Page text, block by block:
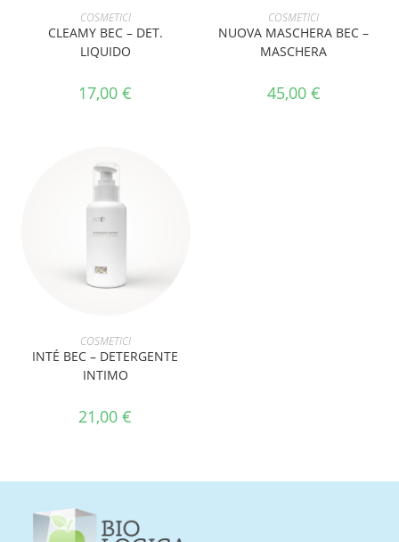
AGGIUNGI AL CARRELLO
COSMETICI
CLEAMY BEC – DET.
LIQUIDO
17,00€
AGGIUNGI AL CARRELLO
COSMETICI
NUOVA MASCHERA BEC –
MASCHERA
45,00 €
AGGIUNGI AL CARRELLO
COSMETICI
INTÉ BEC – DETERGENTE
INTIMO
21,00€